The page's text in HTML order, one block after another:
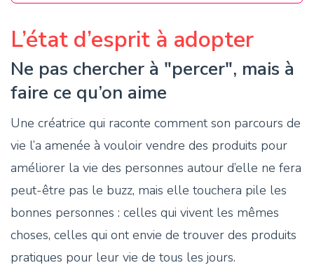
L’état d’esprit à adopter
Ne pas chercher à "percer", mais à
faire ce qu’on aime
Une créatrice qui raconte comment son parcours de
vie l’a amenée à vouloir vendre des produits pour
améliorer la vie des personnes autour d’elle ne fera
peut-être pas le buzz, mais elle touchera pile les
bonnes personnes : celles qui vivent les mêmes
choses, celles qui ont envie de trouver des produits
pratiques pour leur vie de tous les jours.